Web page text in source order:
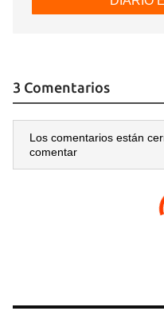
3 Comentarios
Los comentarios están
comentar